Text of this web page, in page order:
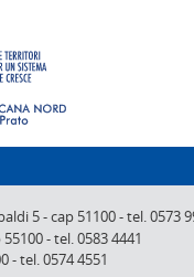
5-cap 51100-tel. 0573
55100-tel. 0583 4441
-tel. 0574 4551